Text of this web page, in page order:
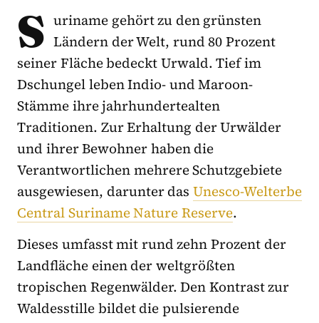
S uriname gehört zu den grünsten
Ländern der Welt, rund 80 Prozent
seiner Fläche bedeckt Urwald. Tief im
Dschungel leben Indio- und Maroon-
Stämme ihre jahrhundertealten
Traditionen. Zur Erhaltung der Urwälder
und ihrer Bewohner haben die
Verantwortlichen mehrere Schutzgebiete
ausgewiesen, darunter das Unesco-Welterbe
Central Suriname Nature Reserve.
Dieses umfasst mit rund zehn Prozent der
Landfläche einen der weltgrößten
tropischen Regenwälder. Den Kontrast zur
Waldesstille bildet die pulsierende